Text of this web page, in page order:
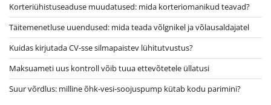
Korteriühistuseaduse muudatused: mida korteriomanikud teavad?
Täitemenetluse uuendused: mida teada võlgnikel ja võlausaldajatel
Kuidas kirjutada CV-sse silmapaistev lühitutvustus?
Maksuameti uus kontroll võib tuua ettevõtetele üllatusi
Suur võrdlus: milline õhk-vesi-soojuspump kütab kodu parimini?